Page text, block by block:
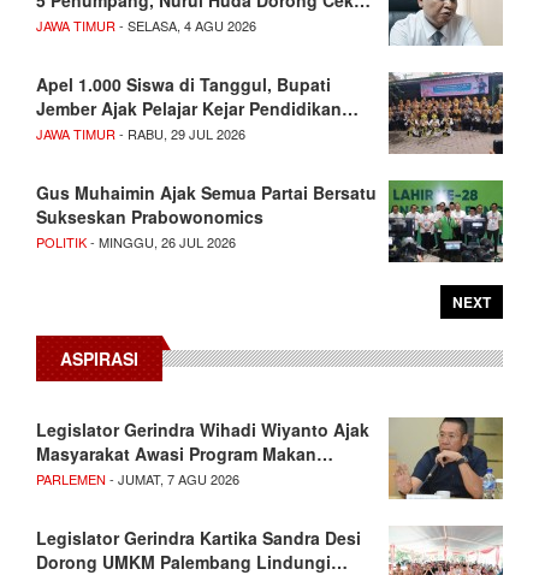
JAWA TIMUR - SELASA, 4 AGU 2026
Apel 1.000 Siswa di Tanggul, Bupati
Jember Ajak Pelajar Kejar Pendidikan…
JAWA TIMUR - RABU, 29 JUL 2026
Gus Muhaimin Ajak Semua Partai Bersatu
Sukseskan Prabowonomics
POLITIK- MINGGU, 26 JUL 2026
NEXT
ASPIRASI
Legislator Gerindra Wihadi Wiyanto Ajak
Masyarakat Awasi Program Makan…
PARLEMEN - JUMAT, 7 AGU 2026
Legislator Gerindra Kartika Sandra Desi
Dorong UMKM Palembang Lindungi…